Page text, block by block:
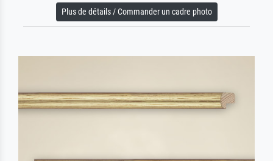
Plus de détails / Commander un cadre photo